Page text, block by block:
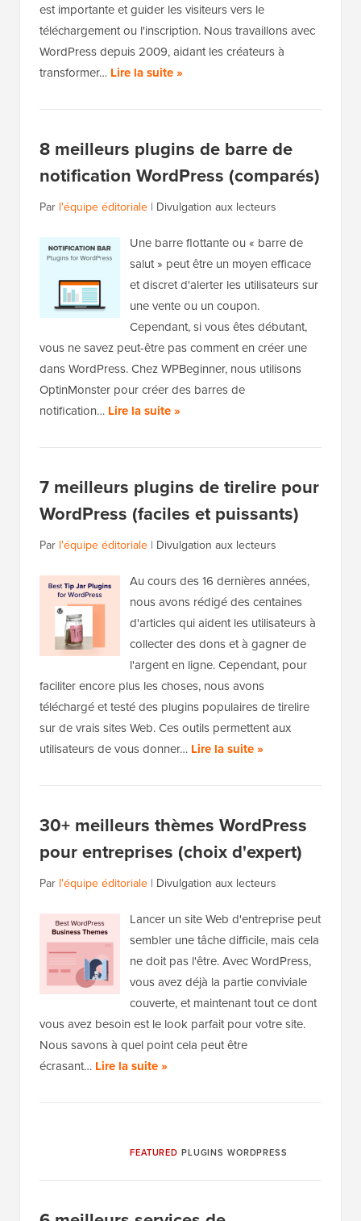
est importante et guider les visiteurs vers le
téléchargement ou l'inscription. Nous travaillons avec
WordPress depuis 2009, aidant les créateurs à
transformer… Lire la suite »
8 meilleurs plugins de barre de
notification WordPress (comparés)
Par l'équipe éditoriale | Divulgation aux lecteurs
Une barre flottante ou « barre de
salut » peut être un moyen efficace
et discret d'alerter les utilisateurs sur
une vente ou un coupon.
Cependant, si vous êtes débutant,
vous ne savez peut-être pas comment en créer une
dans WordPress. Chez WPBeginner, nous utilisons
OptinMonster pour créer des barres de
notification… Lire la suite »
7 meilleurs plugins de tirelire pour
WordPress (faciles et puissants)
Par l'équipe éditoriale | Divulgation aux lecteurs
Au cours des 16 dernières années,
nous avons rédigé des centaines
d'articles qui aident les utilisateurs à
collecter des dons et à gagner de
l'argent en ligne. Cependant, pour
faciliter encore plus les choses, nous avons
téléchargé et testé des plugins populaires de tirelire
sur de vrais sites Web. Ces outils permettent aux
utilisateurs de vous donner… Lire la suite »
30+ meilleurs thèmes WordPress
pour entreprises (choix d'expert)
Par l'équipe éditoriale | Divulgation aux lecteurs
Lancer un site Web d'entreprise peut
sembler une tâche difficile, mais cela
ne doit pas l'être. Avec WordPress,
vous avez déjà la partie conviviale
couverte, et maintenant tout ce dont
vous avez besoin est le look parfait pour votre site.
Nous savons à quel point cela peut être
écrasant… Lire la suite »
FEATURED PLUGINS WORDPRESS